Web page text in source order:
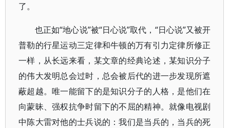
了。
也正如“地心说”被“日心说”取代，“日心说”又被开
普勒的行星运动三定律和牛顿的万有引力定律所修正
一样，从长远来看，某文章的经典论述，某知识分子
的伟大发明总会过时，总会被后代的进一步发现所遮
蔽超越。唯一能留下的是知识分子的人格，是他们在
向蒙昧、强权抗争时留下的不屈的精神。就像电视剧
中陈大雷对他的士兵说的：我们是当兵的，当兵的死